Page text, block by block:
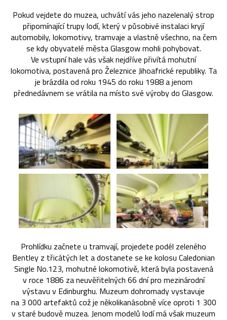
Pokud vejdete do muzea, uchvátí vás jeho nazelenalý strop
připomínající trupy lodí, který v působivé instalaci kryjí
automobily, lokomotivy, tramvaje a vlastně všechno, na čem
se kdy obyvatelé města Glasgow mohli pohybovat.
Ve vstupní hale vás však nejdříve přivítá mohutní
lokomotiva, postavená pro Železnice Jihoafrické republiky. Ta
je brázdila od roku 1945 do roku 1988 a jenom
přednedávnem se vrátila na místo své výroby do Glasgow.
Prohlídku začnete u tramvají, projedete podél zeleného
Bentley z třicátých let a dostanete se ke kolosu Caledonian
Single No.123, mohutné lokomotivě, která byla postavená
v roce 1886 za neuvěřitelných 66 dní pro mezinárodní
výstavu v Edinburghu. Muzeum dohromady vystavuje
na 3 000 artefaktů což je několikanásobně více oproti 1 300
v staré budově muzea. Jenom modelů lodí má však muzeum